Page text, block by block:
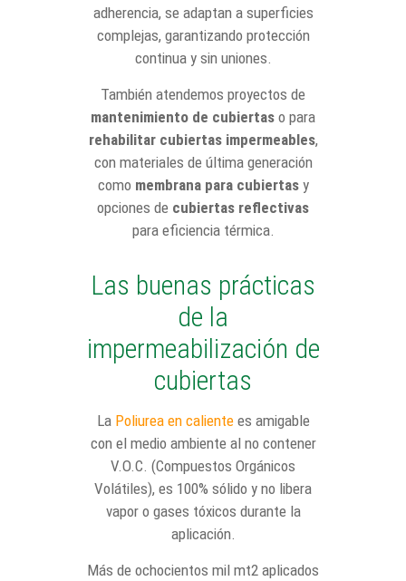
adherencia, se adaptan a superficies
complejas, garantizando protección
continua y sin uniones.
También atendemos proyectos de
mantenimiento de cubiertas o para
rehabilitar cubiertas impermeables,
con materiales de última generación
como membrana para cubiertasy
opciones de cubiertas reflectivas
para eficiencia térmica.
Las buenas prácticas
de la
impermeabilización de
cubiertas
La Poliurea en calientees amigable
con el medio ambiente al no contener
V.O.C. (Compuestos Orgánicos
Volátiles), es 100% sólido y no libera
vapor o gases tóxicos durante la
aplicación.
Más de ochocientos mil mt2 aplicados